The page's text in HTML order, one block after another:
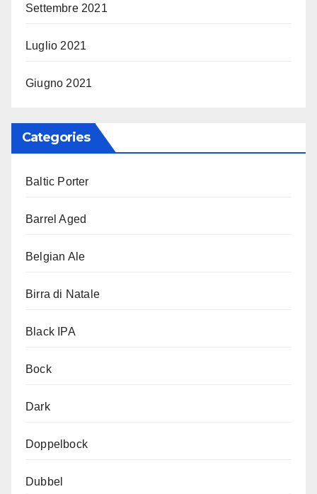
Settembre 2021
Luglio 2021
Giugno 2021
Categories
Baltic Porter
Barrel Aged
Belgian Ale
Birra di Natale
Black IPA
Bock
Dark
Doppelbock
Dubbel